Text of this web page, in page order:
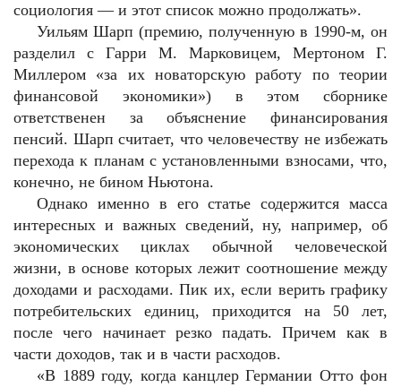
социология — и этот список можно продолжать».
Уильям Шарп (премию, полученную в 1990-м, он
разделил с Гарри М. Марковицем, Мертоном Г.
Миллером «за их новаторскую работу по теории
финансовой экономики») в этом сборнике
ответственен за объяснение финансирования
пенсий. Шарп считает, что человечеству не избежать
перехода к планам с установленными взносами, что,
конечно, не бином Ньютона.
Однако именно в его статье содержится масса
интересных и важных сведений, ну, например, об
экономических циклах обычной человеческой
жизни, в основе которых лежит соотношение между
доходами и расходами. Пик их, если верить графику
потребительских единиц, приходится на 50 лет,
после чего начинает резко падать. Причем как в
части доходов, так и в части расходов.
«В 1889 году, когда канцлер Германии Отто фон